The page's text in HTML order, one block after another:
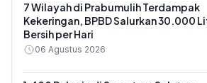
7 Wilayah di Prabumulih Terdampak
Kekeringan, BPBD Salurkan 30.000
Bersih per Hari
06 Agustus 2026